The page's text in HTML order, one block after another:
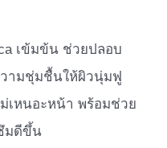
เข้มข้น ช่วยปลอบ
ามชุ่มชื้นให้ผิวนุ่มฟู
เหนอะหน้า พร้อมช่วย
มดีขึ้น